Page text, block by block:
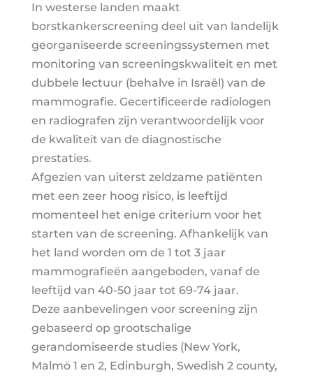
In westerse landen maakt
borstkankerscreening deel uit van landelijk
georganiseerde screeningssystemen met
monitoring van screeningskwaliteit en met
dubbele lectuur (behalve in Israël) van de
mammografie. Gecertificeerde radiologen
en radiografen zijn verantwoordelijk voor
de kwaliteit van de diagnostische
prestaties.
Afgezien van uiterst zeldzame patiënten
met een zeer hoog risico, is leeftijd
momenteel het enige criterium voor het
starten van de screening. Afhankelijk van
het land worden om de 1 tot 3 jaar
mammografieën aangeboden, vanaf de
leeftijd van 40-50 jaar tot 69-74 jaar.
Deze aanbevelingen voor screening zijn
gebaseerd op grootschalige
gerandomiseerde studies (New York,
Malmö 1 en 2, Edinburgh, Swedish 2 county,